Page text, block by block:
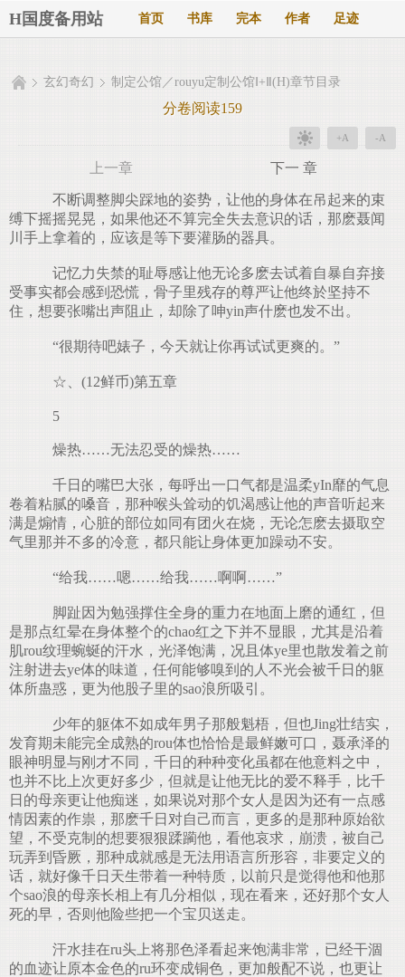
H国度备用站 首页 书库 完本 作者 足迹
玄幻奇幻 制定公馆／rouyu定制公馆Ⅰ+Ⅱ(H)章节目录
分卷阅读159
+A -A
上一章 下一 章
不断调整脚尖踩地的姿势，让他的身体在吊起来的束
缚下摇摇晃晃，如果他还不算完全失去意识的话，那麽聂闻
川手上拿着的，应该是等下要灌肠的器具。
记忆力失禁的耻辱感让他无论多麽去试着自暴自弃接
受事实都会感到恐慌，骨子里残存的尊严让他终於坚持不
住，想要张嘴出声阻止，却除了呻yin声什麽也发不出。
“很期待吧婊子，今天就让你再试试更爽的。”
☆、(12鲜币)第五章
5
燥热……无法忍受的燥热……
千日的嘴巴大张，每呼出一口气都是温柔yIn靡的气息
卷着粘腻的嗓音，那种喉头耸动的饥渴感让他的声音听起来
满是煽情，心脏的部位如同有团火在烧，无论怎麽去摄取空
气里那并不多的冷意，都只能让身体更加躁动不安。
“给我……嗯……给我……啊啊……”
脚趾因为勉强撑住全身的重力在地面上磨的通红，但
是那点红晕在身体整个的chao红之下并不显眼，尤其是沿着
肌rou纹理蜿蜒的汗水，光泽饱满，况且体ye里也散发着之前
注射进去ye体的味道，任何能够嗅到的人不光会被千日的躯
体所蛊惑，更为他股子里的sao浪所吸引。
少年的躯体不如成年男子那般魁梧，但也Jing壮结实，
发育期未能完全成熟的rou体也恰恰是最鲜嫩可口，聂承泽的
眼神明显与刚才不同，千日的种种变化虽都在他意料之中，
也并不比上次更好多少，但就是让他无比的爱不释手，比千
日的母亲更让他痴迷，如果说对那个女人是因为还有一点感
情因素的作祟，那麽千日对自己而言，更多的是那种原始欲
望，不受克制的想要狠狠蹂躏他，看他哀求，崩溃，被自己
玩弄到昏厥，那种成就感是无法用语言所形容，非要定义的
话，就好像千日天生带着一种特质，以前只是觉得他和他那
个sao浪的母亲长相上有几分相似，现在看来，还好那个女人
死的早，否则他险些把一个宝贝送走。
汗水挂在ru头上将那色泽看起来饱满非常，已经干涸
的血迹让原本金色的ru环变成铜色，更加般配不说，也更让